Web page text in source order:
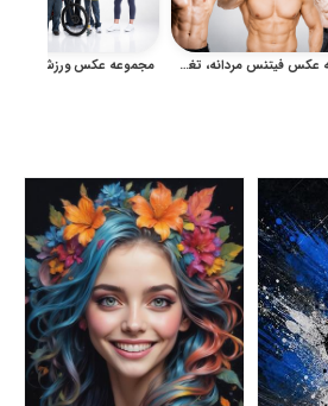
مجموعه عکس فیتنس مردانه، تغذیه سالم و سبک زندگی ورزشی